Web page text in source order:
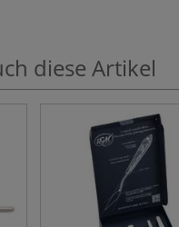
diese Artikel